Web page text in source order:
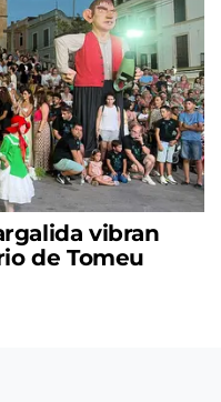
vibran
de Tomeu